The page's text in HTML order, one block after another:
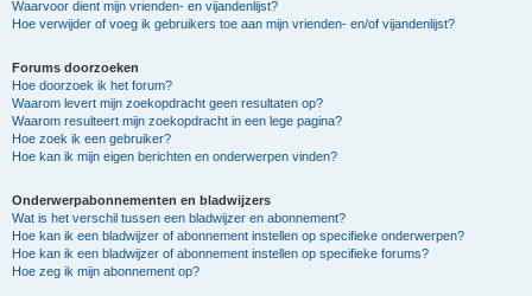
Waarvoor dient mijn vrienden- en vijandenlijst?
Hoe verwijder of voeg ik gebruikers toe aan mijn vrienden- en/of vijandenlijst?
Forums doorzoeken
Hoe doorzoek ik het forum?
Waarom levert mijn zoekopdracht geen resultaten op?
Waarom resulteert mijn zoekopdracht in een lege pagina?
Hoe zoek ik een gebruiker?
Hoe kan ik mijn eigen berichten en onderwerpen vinden?
Onderwerpabonnementen en bladwijzers
Wat is het verschil tussen een bladwijzer en abonnement?
Hoe kan ik een bladwijzer of abonnement instellen op specifieke onderwerpen?
Hoe kan ik een bladwijzer of abonnement instellen op specifieke forums?
Hoe zeg ik mijn abonnement op?